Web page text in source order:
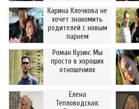
Карина Клочкова не
хочет знакомить
родителей с новым
парнем
Роман Кузин: Мы
просто в хороших
отношениях
Елена
Тепловодская: